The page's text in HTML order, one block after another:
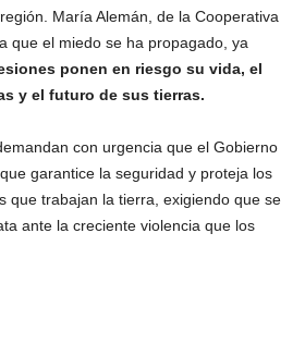
María Alemán, de la Cooperativa
que el miedo se ha propagado, ya
ponen en riesgo su vida, el
y el futuro de sus tierras.
con urgencia que el Gobierno
garantice la seguridad y proteja los
que trabajan la tierra, exigiendo que se
ante la creciente violencia que los